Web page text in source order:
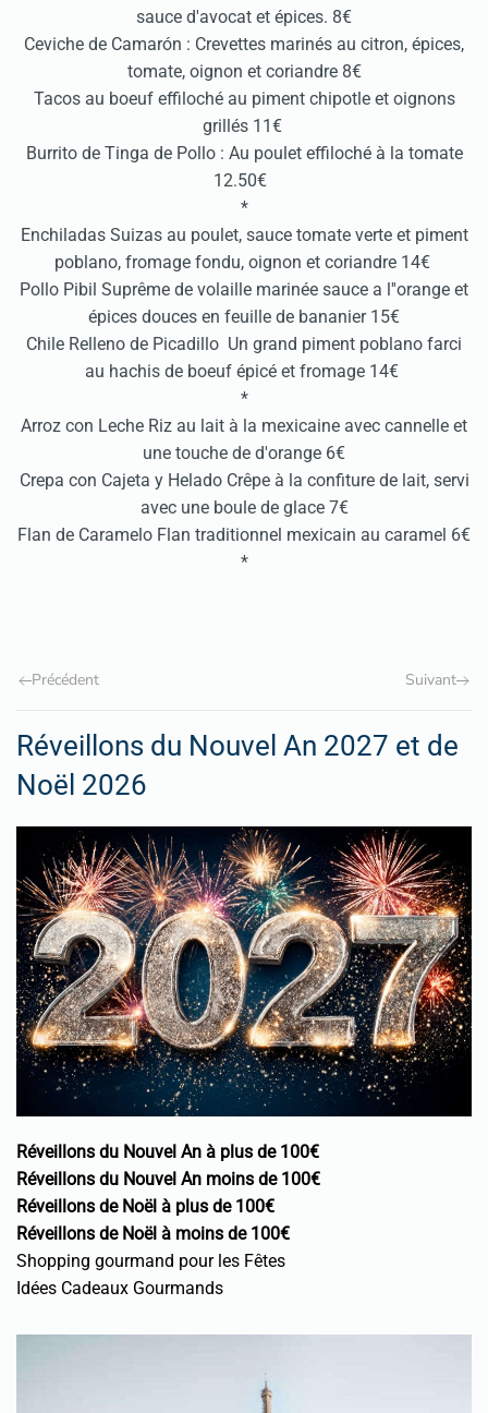
sauce d'avocat et épices. 8€
Ceviche de Camarón : Crevettes marinés au citron, épices,
tomate, oignon et coriandre 8€
Tacos au boeuf effiloché au piment chipotle et oignons
grillés 11€
Burrito de Tinga de Pollo : Au poulet effiloché à la tomate
12.50€
*
Enchiladas Suizas au poulet, sauce tomate verte et piment
poblano, fromage fondu, oignon et coriandre 14€
Pollo Pibil Suprême de volaille marinée sauce a l''orange et
épices douces en feuille de bananier 15€
Chile Relleno de Picadillo Un grand piment poblano farci
au hachis de boeuf épicé et fromage 14€
*
Arroz con Leche Riz au lait à la mexicaine avec cannelle et
une touche de d'orange 6€
Crepa con Cajeta y Helado Crêpe à la confiture de lait, servi
avec une boule de glace 7€
Flan de Caramelo Flan traditionnel mexicain au caramel 6€
*
Précédent Suivant
Réveillons du Nouvel An 2027 et de
Noël 2026
Réveillons du Nouvel An à plus de 100€
Réveillons du Nouvel An moins de 100€
Réveillons de Noël à plus de 100€
Réveillons de Noël à moins de 100€
Shopping gourmand pour les Fêtes
Idées Cadeaux Gourmands